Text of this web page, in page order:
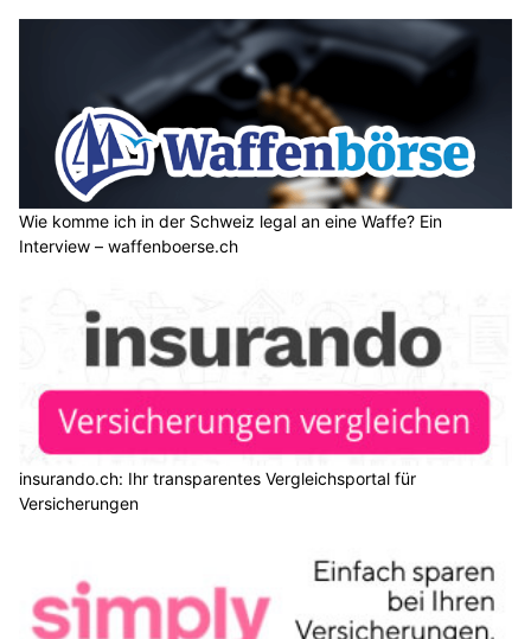
Wie komme ich in der Schweiz legal an eine Waffe? Ein
Interview – waffenboerse.ch
insurando.ch: Ihr transparentes Vergleichsportal für
Versicherungen